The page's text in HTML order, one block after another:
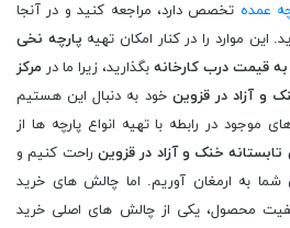
عمده تخصص دارد، مراجعه کنید و در آنجا
این موارد را در کنار امکان تهیه پارچه نخی
به قیمت درب کارخانه بگذارید، زیرا ما در مرکز
و آزاد در قزوین خود به دنبال این هستیم
موجود در رابطه با تهیه انواع پارچه ها از
خنک و آزاد در قزوین راحت کنیم و
به ارمغان آوریم. اما چالش های خرید
محصول، یکی از چالش های اصلی خرید